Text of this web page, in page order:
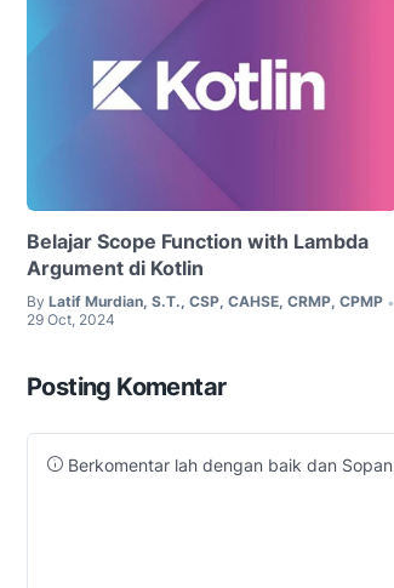
Belajar Scope Function with Lambda
Argument di Kotlin
By Latif Murdian, S.T., CSP, CAHSE, CRMP, CPMP •
29 Oct, 2024
Posting Komentar
Berkomentar lah dengan baik dan Sopan